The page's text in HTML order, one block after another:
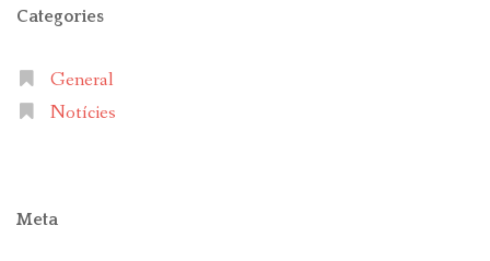
Categories
General
Notícies
Meta